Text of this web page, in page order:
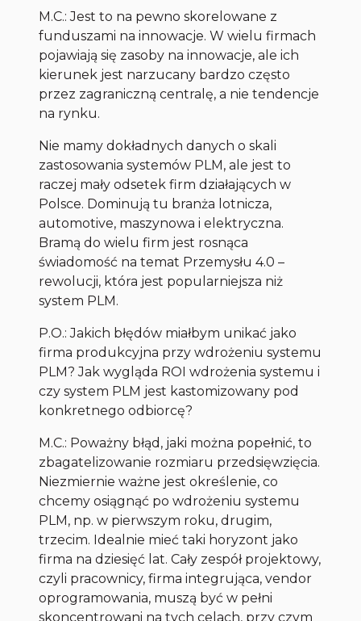
M.C.: Jest to na pewno skorelowane z
funduszami na innowacje. W wielu firmach
pojawiają się zasoby na innowacje, ale ich
kierunek jest narzucany bardzo często
przez zagraniczną centralę, a nie tendencje
na rynku.
Nie mamy dokładnych danych o skali
zastosowania systemów PLM, ale jest to
raczej mały odsetek firm działających w
Polsce. Dominują tu branża lotnicza,
automotive, maszynowa i elektryczna.
Bramą do wielu firm jest rosnąca
świadomość na temat Przemysłu 4.0 –
rewolucji, która jest popularniejsza niż
system PLM.
P.O.: Jakich błędów miałbym unikać jako
firma produkcyjna przy wdrożeniu systemu
PLM? Jak wygląda ROI wdrożenia systemu i
czy system PLM jest kastomizowany pod
konkretnego odbiorcę?
M.C.: Poważny błąd, jaki można popełnić, to
zbagatelizowanie rozmiaru przedsięwzięcia.
Niezmiernie ważne jest określenie, co
chcemy osiągnąć po wdrożeniu systemu
PLM, np. w pierwszym roku, drugim,
trzecim. Idealnie mieć taki horyzont jako
firma na dziesięć lat. Cały zespół projektowy,
czyli pracownicy, firma integrująca, vendor
oprogramowania, muszą być w pełni
skoncentrowani na tych celach, przy czym